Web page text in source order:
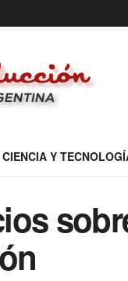
CIENCIA Y